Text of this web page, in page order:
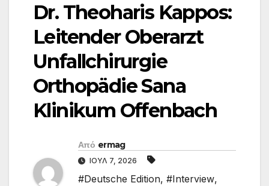
Dr. Theoharis Kappos:
Leitender Oberarzt
Unfallchirurgie
Orthopädie Sana
Klinikum Offenbach
Από ermag
ΙΟΎΛ 7, 2026
#Deutsche Edition, #Interview,